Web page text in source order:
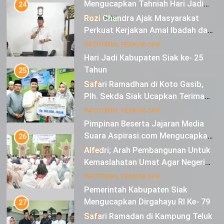
Mengucapkan Tahniah Hari Jadi
Kabupaten Siak Ke-25 Tahun
IKLAN SIAK
Hari Jadi Kabupaten Siak ke- 25
Tahun
IKLAN
12
Pimpinan Beserta Jajaran Media
Suara Aspirasi.com Mengucapkan
Selamat HUT RI Ke-79
IKLAN
13
Pemerintah Kabupaten Siak
Mengucapkan Dirgahayu RI Ke- 79
IKLAN
24
Rozi Chandra Ajak Masyarakat
Perkuat Kerjakan Amal Ibadah dan
Jaga Solidaritas Agar Aman,
Damai dan Diberkahi
INFOTORIAL PEMKAB SIAK
25
Safari Ramadhan di Koto Gasib,
Plh. Sekda Siak Ucapkan Terima
Kasih Atas Bantuan Untuk Warga
INFOTORIAL PEMKAB SIAK
26
Alfedri; Arah Pembangunan Untuk
Kemaslahatan Umat Agar Negeri
Mendapat Berkah
INFOTORIAL PEMKAB SIAK
27
Safari Ramadan di Kampung Teluk